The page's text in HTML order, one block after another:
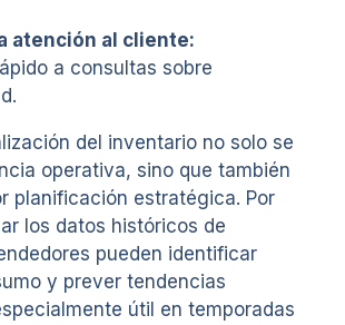
atención al cliente:
a consultas sobre
del inventario no solo se
operativa, sino que también
planificación estratégica. Por
los datos históricos de
pueden identificar
y prever tendencias
útil en temporadas